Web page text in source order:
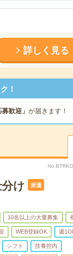
詳しく見る
！
歓迎」 が届きます！
け 派遣
10名以上の大量募集
WEB登録OK 週
シフト 扶養控内